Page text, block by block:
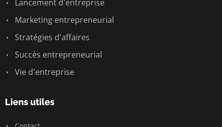
Lancement d'entreprise
Marketing entrepreneurial
Stratégies d'affaires
Succès entrepreneurial
Vie d'entreprise
Liens utiles